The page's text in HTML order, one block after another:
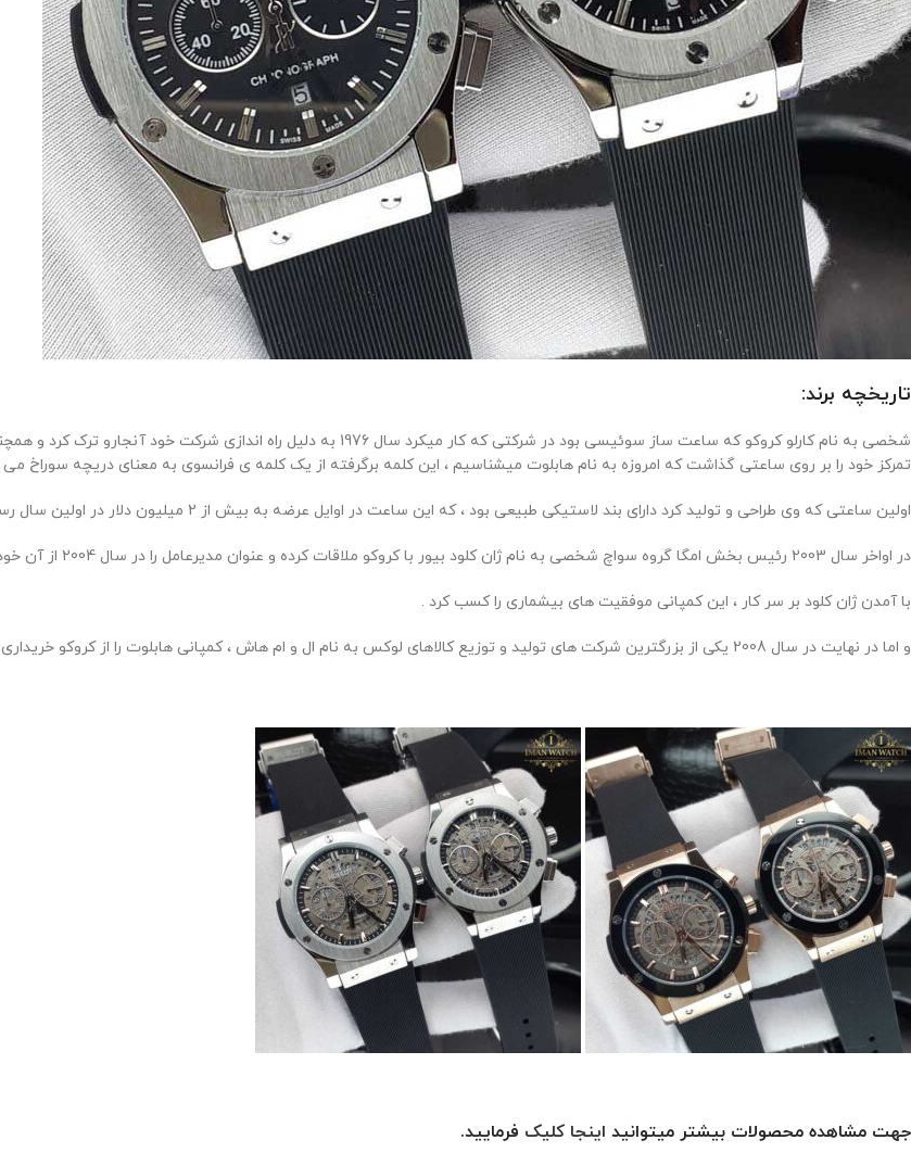
تاریخچه برند:
شخصی به نام کارلو کروکو که ساعت ساز سوئیسی بود در شرکتی که کار میکرد سال
تمرکز خود را بر روی ساعتی گذاشت که امروزه به نام هابلوت میشناسیم ، این کلمه برگرفته از یک کلمه ی فرانسوی به معنای دریچه سوراخ می
اولین ساعتی که وی طراحی و تولید کرد دارای بند لاستیکی طبیعی بود ، که این ساعت در اوایل عرضه به بیش از 2 میلیون دلار در اولین سال رسید .
در اواخر سال 2003 رئیس بخش امگا گروه سواچ شخصی به نام ژان کلود بیور با کروکو ملاقات کرده و عنوان مدیرعامل را در سال 2004 از آن خود کرده و جزو هیئت مدیره و سهامدار ساعت های هابلوت نیز بوده است .
با آمدن ژان کلود بر سر کار ، این کمپانی موفقیت های بیشماری را کسب کرد .
و اما در نهایت در سال 2008 یکی از بزرگترین شرکت های تولید و توزیع کالاهای لوکس به نام ال و ام هاش ، کمپانی هابلوت را از کروکو خریداری کردند .
جهت مشاهده محصولات بیشتر میتوانید اینجا کلیک فرمایید.